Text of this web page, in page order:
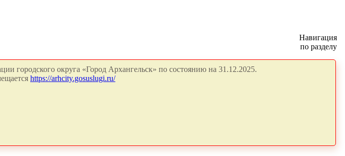
Навигация
по разделу
городского округа «Город Архангельск» по состоянию на 31.12.2025.
https://arhcity.gosuslugi.ru/